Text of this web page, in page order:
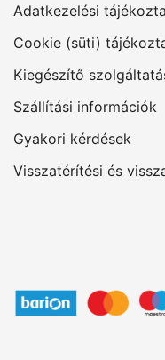
Adatkezelési
Cookie (süti)
Kiegészítő
Szállítási információk
Gyakori kérdések
Visszatérítési és